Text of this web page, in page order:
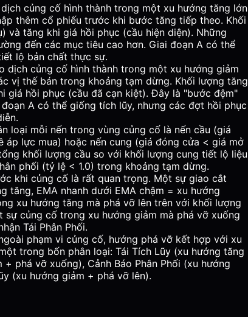
củng cố hình thành trong một xu hướng tăng lớn
thêm cổ phiếu trước khi bước tăng tiếp theo. Khối
và tăng khi giá hồi phục (cầu hiện diện). Những
đến các mục tiêu cao hơn. Giai đoạn A có thể
lộ bản chất thực sự.
dịch củng cố hình thành trong một xu hướng giảm
vị thế bán trong khoảng tạm dừng. Khối lượng tăng
giá hồi phục (cầu đã cạn kiệt). Đây là "bước đệm"
A có thể giống tích lũy, nhưng các đợt hồi phục
loại mỗi nến trong vùng củng cố là nến cầu (giá
lực mua) hoặc nến cung (giá đóng cửa < giá mở
khối lượng cầu so với khối lượng cung tiết lộ liệu
phối (tỷ lệ < 1.0) trong khoảng tạm dừng.
khi củng cố là rất quan trọng. Một sự giao cắt
tăng, EMA nhanh dưới EMA chậm = xu hướng
xu hướng tăng mà phá vỡ lên trên với khối lượng
sự củng cố trong xu hướng giảm mà phá vỡ xuống
Tái Phân Phối.
phạm vi củng cố, hướng phá vỡ kết hợp với xu
trong bốn phân loại: Tái Tích Lũy (xu hướng tăng
phá vỡ xuống), Cảnh Báo Phân Phối (xu hướng
(xu hướng giảm + phá vỡ lên).